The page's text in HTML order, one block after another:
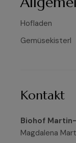
Hofladen
Gemüsekisterl
Kontakt
Biohof
Magdalena